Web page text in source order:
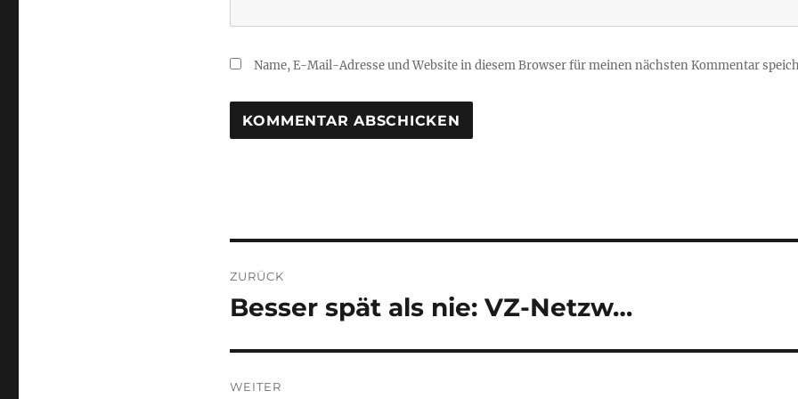
Name, E-Mail-Adresse und Website in diesem Browser für meinen nächsten Kommentar
ZURÜCK
Vorheriger
Besser spät als nie: VZ-Netzw…
WEITER